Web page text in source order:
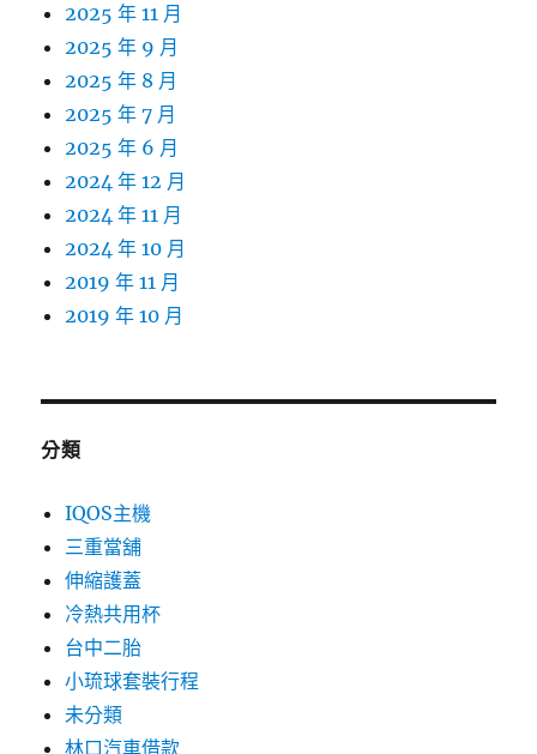
2025 年 11 月
2025 年 9 月
2025 年 8 月
2025 年 7 月
2025 年 6 月
2024 年 12 月
2024 年 11 月
2024 年 10 月
2019 年 11 月
2019 年 10 月
分類
IQOS主機
三重當舖
伸縮護蓋
冷熱共用杯
台中二胎
小琉球套裝行程
未分類
林口汽車借款